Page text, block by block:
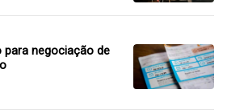
para negociação de